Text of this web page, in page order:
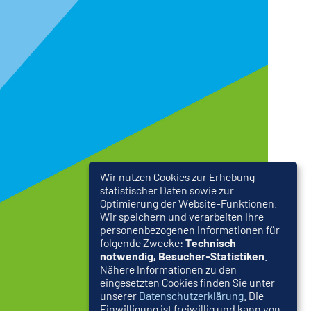
Wir nutzen Cookies zur Erhebung
statistischer Daten sowie zur
Optimierung der Website-Funktionen.
Wir speichern und verarbeiten Ihre
personenbezogenen Informationen für
folgende Zwecke: Technisch
notwendig, Besucher-Statistiken
Nähere Informationen zu den
eingesetzten Cookies finden Sie unter
unserer Datenschutzerklärung . Die